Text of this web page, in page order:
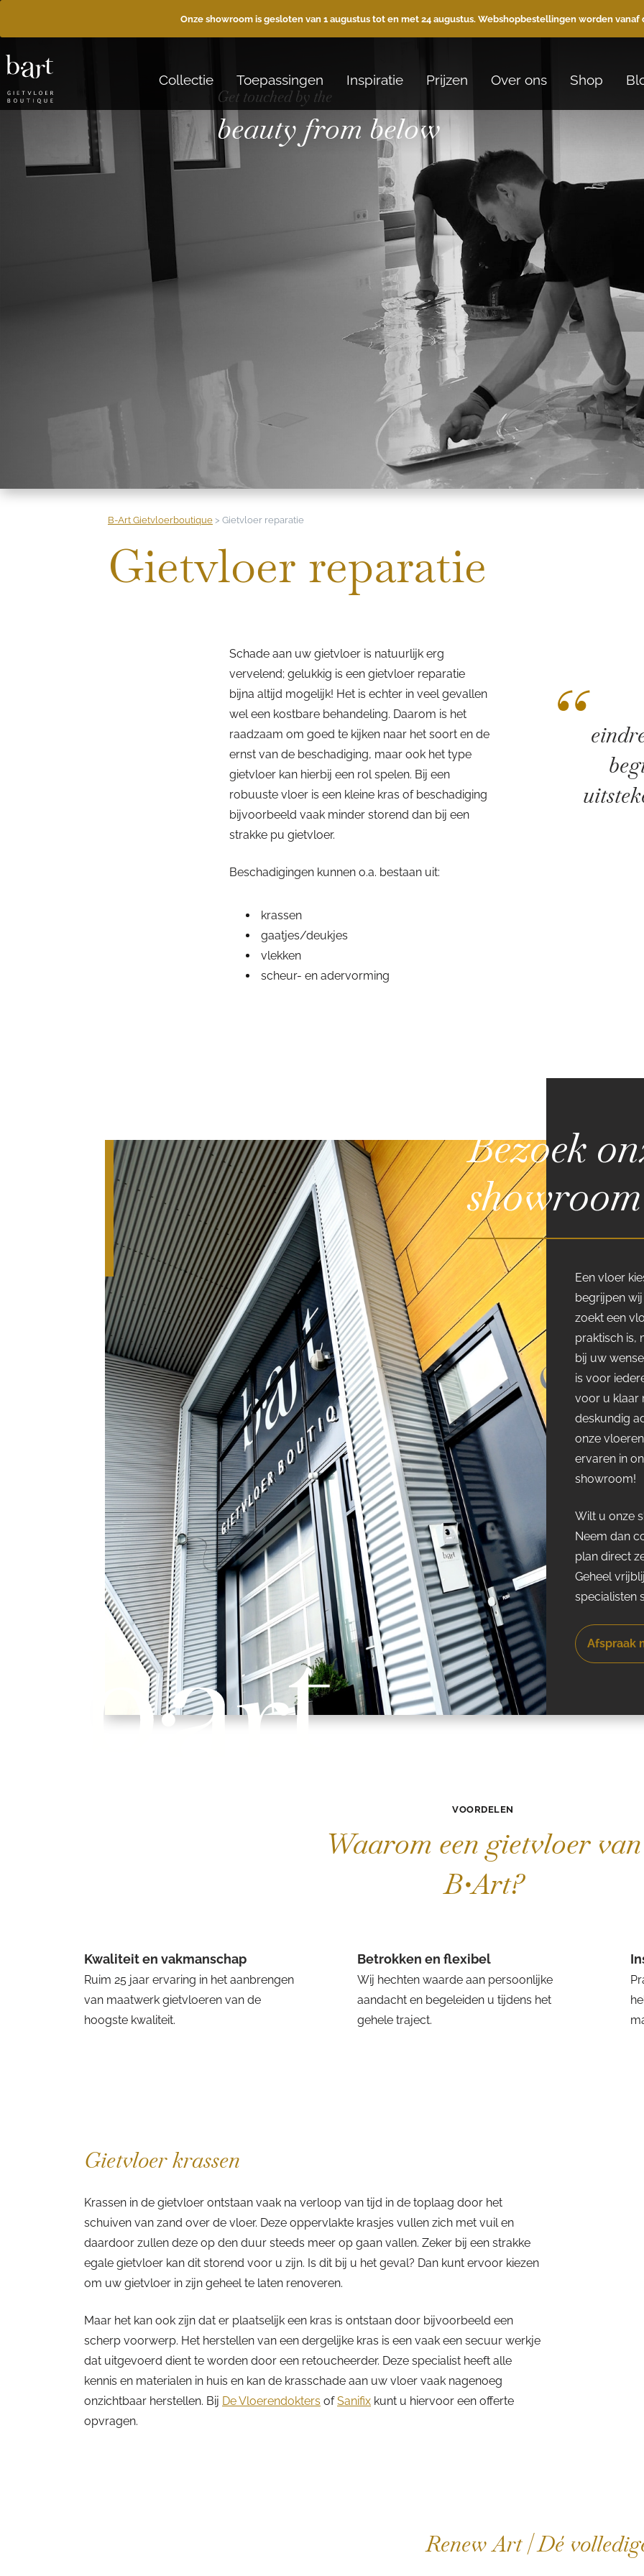
Onze showroom is gesloten van 1 augustus tot en met 24 augustus. Webshopbestellingen worden
Collectie Toepassingen Inspiratie Prijzen Over ons Shop
Get touched by the
beauty from below
B-Art Gietvloerboutique > Gietvloer reparatie
Gietvloer reparatie
Schade aan uw gietvloer is natuurlijk erg
vervelend; gelukkig is een gietvloer reparatie
bijna altijd mogelijk! Het is echter in veel gevallen
wel een kostbare behandeling. Daarom is het
raadzaam om goed te kijken naar het soort en de
ernst van de beschadiging, maar ook het type
gietvloer kan hierbij een rol spelen. Bij een
robuuste vloer is een kleine kras of beschadiging
bijvoorbeeld vaak minder storend dan bij een
strakke pu gietvloer.
Beschadigingen kunnen o.a. bestaan uit:
krassen
gaatjes/deukjes
vlekken
scheur- en adervorming
“
Bezoek
showroom
Een vloer
begrijpen wij
zoekt een
praktisch is,
bij uw
is voor
voor u klaar
deskundig
onze
ervaren in
showroom!
Wilt u onze
Neem dan
plan direct
Geheel
specialisten
Afspraak
VOORDELEN
Waarom een gietvloer van
B•Art?
Kwaliteit en vakmanschap
Ruim 25 jaar ervaring in het aanbrengen
van maatwerk gietvloeren van de
hoogste kwaliteit.
Betrokken en flexibel
Wij hechten waarde aan persoonlijke
aandacht en begeleiden u tijdens het
gehele traject.
Gietvloer krassen
Krassen in de gietvloer ontstaan vaak na verloop van tijd in de toplaag door het
schuiven van zand over de vloer. Deze oppervlakte krasjes vullen zich met vuil en
daardoor zullen deze op den duur steeds meer op gaan vallen. Zeker bij een strakke
egale gietvloer kan dit storend voor u zijn. Is dit bij u het geval? Dan kunt ervoor kiezen
om uw gietvloer in zijn geheel te laten renoveren.
Maar het kan ook zijn dat er plaatselijk een kras is ontstaan door bijvoorbeeld een
scherp voorwerp. Het herstellen van een dergelijke kras is een vaak een secuur werkje
dat uitgevoerd dient te worden door een retoucheerder. Deze specialist heeft alle
kennis en materialen in huis en kan de krasschade aan uw vloer vaak nagenoeg
onzichtbaar herstellen. Bij De Vloerendokters ofSanifix kunt u hiervoor een offerte
opvragen.
Renew Art | Dé